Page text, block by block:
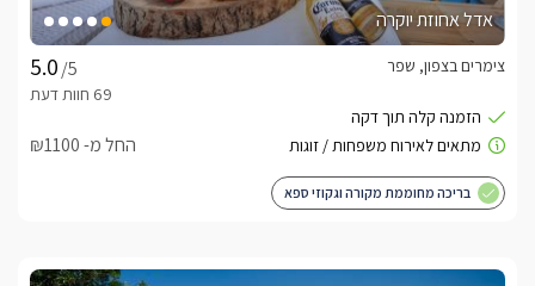
בחורף
הסוויטה תוכלו להתכרבל במצעי פוך יוקרתיים, ליהנות משתייה חמה
אפשרות לשלג בשיא העונה וכן ניתן לבקר במושבים המושלגים
לינה + בקבוק יין משובח, שוקולדים, מים מינרליים, שתייה קלה,
אדל אחוזת יוקרה
/5
צימרים בצפון, שפר
החל מ- ₪1100
בריכה מחוממת מקורה וגקוזי ספא